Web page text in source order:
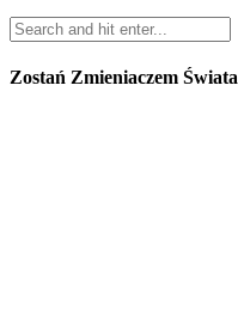
Zostań Zmieniaczem Świata